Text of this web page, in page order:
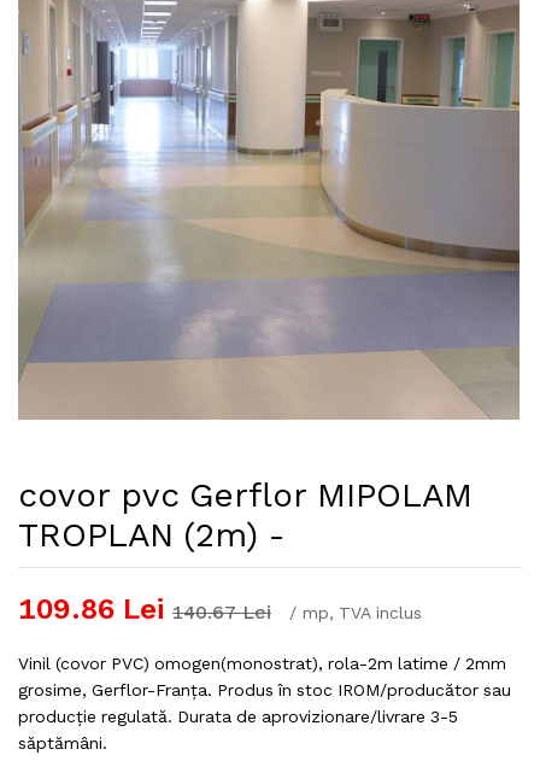
covor pvc Gerflor MIPOLAM
TROPLAN (2m) -
109.86 Lei 140.67 Lei / mp, TVA inclus
Vinil (covor PVC) omogen(monostrat), rola-2m latime / 2mm
grosime, Gerflor-Franța. Produs în stoc IROM/producător sau
producție regulată. Durata de aprovizionare/livrare 3-5
săptămâni.